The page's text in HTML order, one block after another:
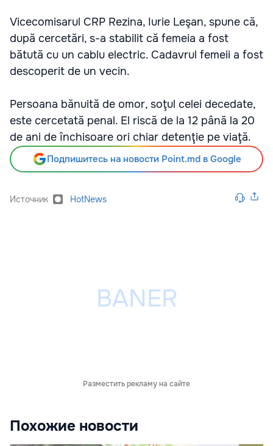
Vicecomisarul CRP Rezina, Iurie Leşan, spune că,
după cercetări, s-a stabilit că femeia a fost
bătută cu un cablu electric. Cadavrul femeii a fost
descoperit de un vecin.
Persoana bănuită de omor, soţul celei decedate,
este cercetată penal. El riscă de la 12 până la 20
de ani de închisoare ori chiar detenţie pe viaţă.
Подпишитесь на новости Point.md в Google
Источник HotNews
Разместить рекламу на сайте
Похожие новости